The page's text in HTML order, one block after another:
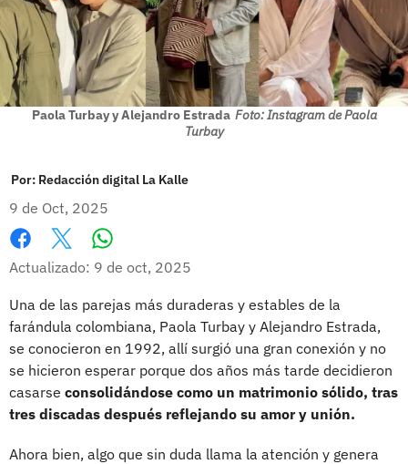
Paola Turbay y Alejandro Estrada Foto: Instagram de Paola
Turbay
Por: Redacción digital La Kalle
9 de Oct, 2025
Facebook
X
Actualizado: 9 de oct, 2025
Una de las parejas más duraderas y estables de la
farándula colombiana, Paola Turbay y Alejandro Estrada,
se conocieron en 1992, allí surgió una gran conexión y no
se hicieron esperar porque dos años más tarde decidieron
casarse consolidándose como un matrimonio sólido, tras
tres discadas después reflejando su amor y unión.
Ahora bien, algo que sin duda llama la atención y genera